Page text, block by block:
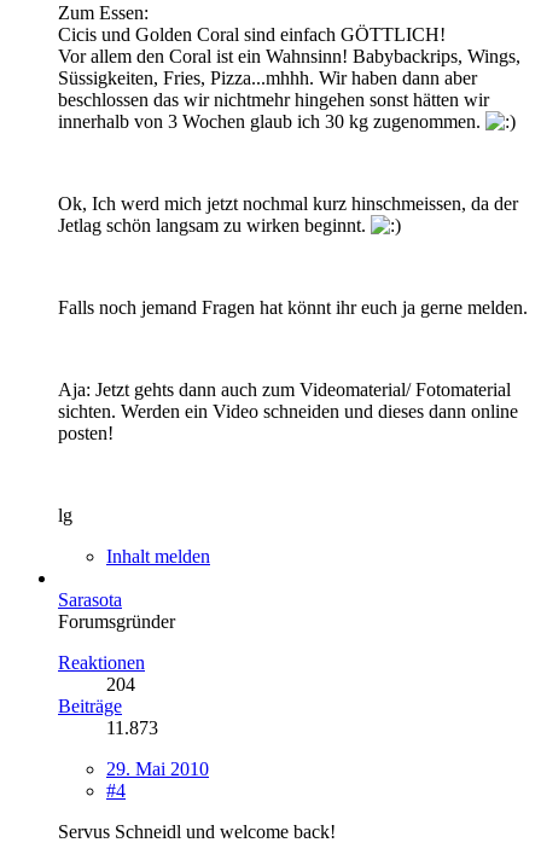
Zum Essen:
Cicis und Golden Coral sind einfach GÖTTLICH!
Vor allem den Coral ist ein Wahnsinn! Babybackrips, Wings,
Süssigkeiten, Fries, Pizza...mhhh. Wir haben dann aber
beschlossen das wir nichtmehr hingehen sonst hätten wir
innerhalb von 3 Wochen glaub ich 30 kg zugenommen.
Ok, Ich werd mich jetzt nochmal kurz hinschmeissen, da der
Jetlag schön langsam zu wirken beginnt.
Falls noch jemand Fragen hat könnt ihr euch ja gerne melden.
Aja: Jetzt gehts dann auch zum Videomaterial/ Fotomaterial
sichten. Werden ein Video schneiden und dieses dann online
posten!
lg
Inhalt melden
Sarasota
Forumsgründer
Reaktionen
204
Beiträge
11.873
29. Mai 2010
#4
Servus Schneidl und welcome back!